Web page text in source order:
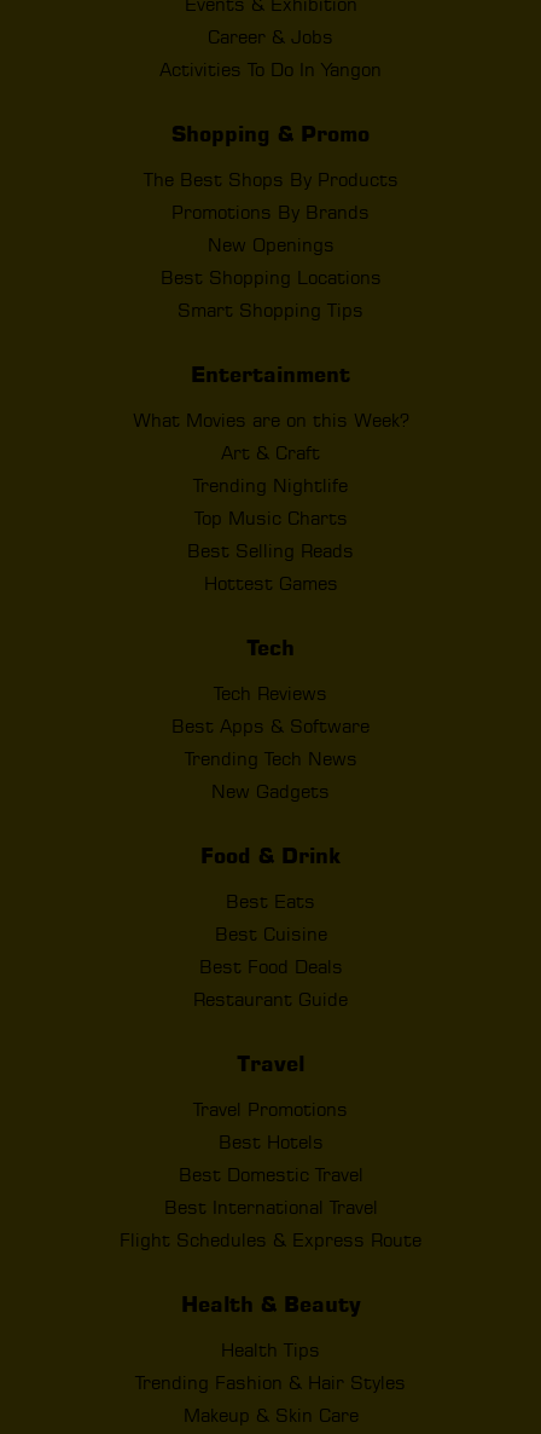
Career & Jobs
Activities To Do In Yangon
Shopping & Promo
The Best Shops By Products
Promotions By Brands
New Openings
Best Shopping Locations
Smart Shopping Tips
Entertainment
What Movies are on this Week?
Art & Craft
Trending Nightlife
Top Music Charts
Best Selling Reads
Hottest Games
Tech
Tech Reviews
Best Apps & Software
Trending Tech News
New Gadgets
Food & Drink
Best Eats
Best Cuisine
Best Food Deals
Restaurant Guide
Travel
Travel Promotions
Best Hotels
Best Domestic Travel
Best International Travel
Flight Schedules & Express Route
Health & Beauty
Health Tips
Trending Fashion & Hair Styles
Makeup & Skin Care